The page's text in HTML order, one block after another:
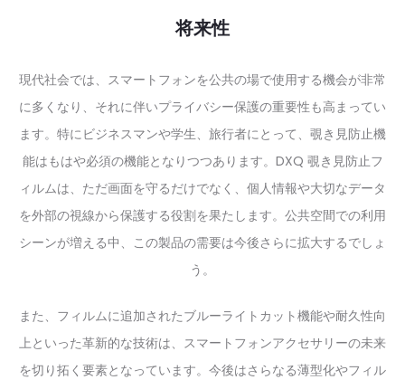
将来性
現代社会では、スマートフォンを公共の場で使用する機会が非常
に多くなり、それに伴いプライバシー保護の重要性も高まってい
ます。特にビジネスマンや学生、旅行者にとって、覗き見防止機
能はもはや必須の機能となりつつあります。DXQ 覗き見防止フ
ィルムは、ただ画面を守るだけでなく、個人情報や大切なデータ
を外部の視線から保護する役割を果たします。公共空間での利用
シーンが増える中、この製品の需要は今後さらに拡大するでしょ
う。
また、フィルムに追加されたブルーライトカット機能や耐久性向
上といった革新的な技術は、スマートフォンアクセサリーの未来
を切り拓く要素となっています。今後はさらなる薄型化やフィル